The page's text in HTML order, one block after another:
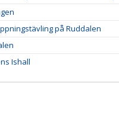
på Ruddalen
Ishall